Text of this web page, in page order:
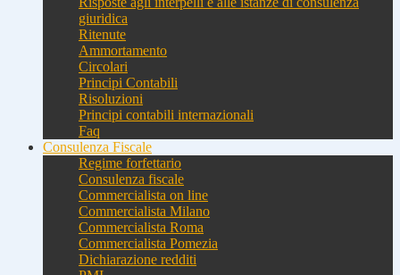
giuridica
Ritenute
Ammortamento
Circolari
Principi Contabili
Risoluzioni
Principi contabili internazionali
Faq
Consulenza Fiscale
Regime forfettario
Consulenza fiscale
Commercialista on line
Commercialista Milano
Commercialista Roma
Commercialista Pomezia
Dichiarazione redditi